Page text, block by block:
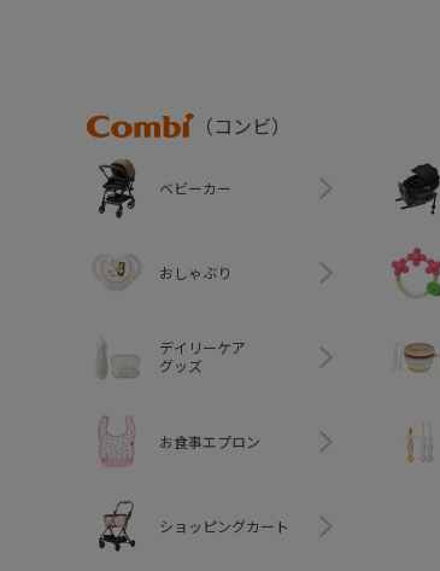
Combi
（コンビ）
ベビーカー
おしゃぶり
デイリーケア
グッズ
お食事エプロン
ショッピングカート